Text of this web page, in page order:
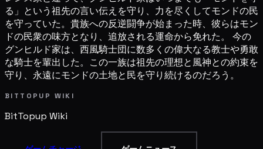
る」という祖先の言い伝えを守り、力を尽くしてモンドの民
を守っていた。貴族への反逆闘争が始まった時、彼らはモン
ドの民衆の味方となり、追放される運命から免れた。 今の
グンヒルド家は、西風騎士団に数多くの偉大なる教士や勇敢
な騎士を輩出した。この一族は祖先の理想と風神との約束を
守り、永遠にモンドの土地と民を守り続けるのだろう。
BITTOPUP WIKI
BitTopup Wiki